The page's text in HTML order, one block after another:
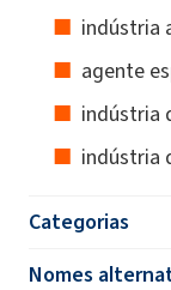
indústria
agente
indústria
indústria
Categorias
Nomes